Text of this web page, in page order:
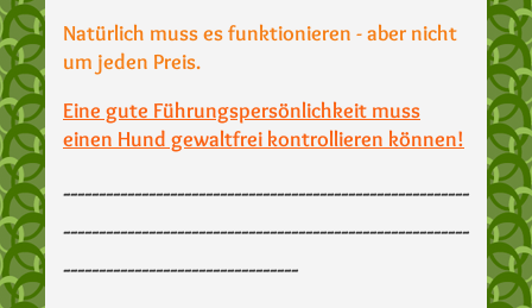
Natürlich muss es funktionieren - aber nicht
um jeden Preis.
Eine gute Führungspersönlichkeit muss
einen Hund gewaltfrei kontrollieren können!
---------------------------------------------------------
---------------------------------------------------------
---------------------------------